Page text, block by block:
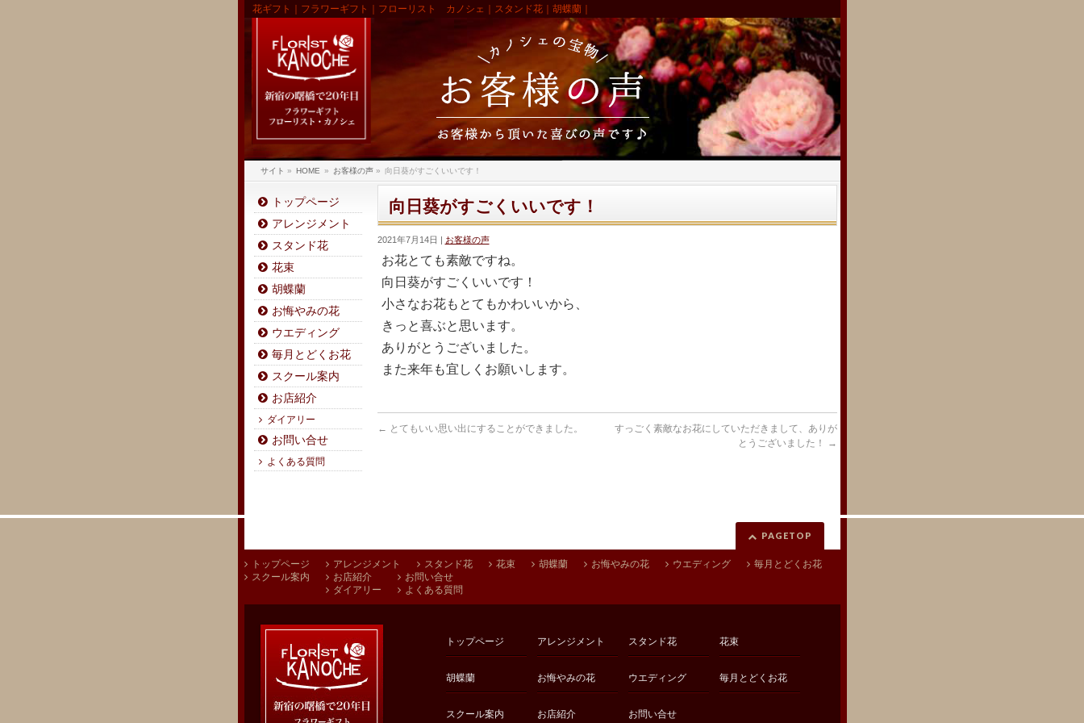
花ギフト｜フラワーギフト｜フローリスト カノシェ｜スタンド花｜胡蝶蘭｜
サイト » HOME » お客様の声» 向日葵がすごくいいです！
向日葵がすごくいいです！
2021年7月14日 お客様の声
お花とても素敵ですね。
向日葵がすごくいいです！
小さなお花もとてもかわいいから、
きっと喜ぶと思います。
ありがとうございました。
また来年も宜しくお願いします。
← とてもいい思い出にすることができました。
すっごく素敵なお花にしていただきまして、ありが
とうございました！
→
トップページ
アレンジメント
スタンド花
花束
胡蝶蘭
お悔やみの花
ウエディング
毎月とどくお花
スクール案内
お店紹介
ダイアリー
お問い合せ
よくある質問
PAGETOP
トップページ アレンジメント スタンド花 花束 胡蝶蘭 お悔やみの花 ウエディング
毎月とどくお花
スクール案内
お店紹介
ダイアリー
お問い合せ
よくある質問
トップページ アレンジメント スタンド花 花束
胡蝶蘭 お悔やみの花 ウエディング 毎月とどくお花
スクール案内 お店紹介 お問い合せ